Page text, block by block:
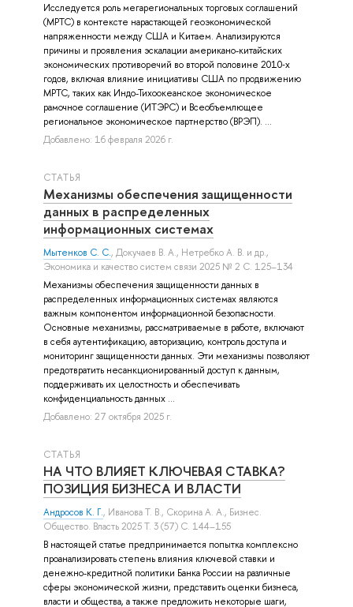
Исследуется роль мегарегиональных торговых соглашений
(МРТС) в контексте нарастающей геоэкономической
напряженности между США и Китаем. Анализируются
причины и проявления эскалации американо-китайских
экономических противоречий во второй половине 2010‑х
годов, включая влияние инициативы США по продвижению
МРТС, таких как Индо-Тихоокеанское экономическое
рамочное соглашение (ИТЭРС) и Всеобъемлющее
региональное экономическое партнерство (ВРЭП). ...
Добавлено: 16 февраля 2026 г.
СТАТЬЯ
Механизмы обеспечения защищенности
данных в распределенных
информационных системах
Мытенков С. С., Докучаев В. А., Нетребко А. В. и др.,
Экономика и качество систем связи 2025 № 2 С. 125–134
Механизмы обеспечения защищенности данных в
распределенных информационных системах являются
важным компонентом информационной безопасности.
Основные механизмы, рассматриваемые в работе, включают
в себя аутентификацию, авторизацию, контроль доступа и
мониторинг защищенности данных. Эти механизмы позволяют
предотвратить несанкционированный доступ к данным,
поддерживать их целостность и обеспечивать
конфиденциальность данных ...
Добавлено: 27 октября 2025 г.
СТАТЬЯ
НА ЧТО ВЛИЯЕТ КЛЮЧЕВАЯ СТАВКА?
ПОЗИЦИЯ БИЗНЕСА И ВЛАСТИ
Андросов К. Г., Иванова Т. В., Скорина А. А., Бизнес.
Общество. Власть 2025 Т. 3 (57) С. 144–155
В настоящей статье предпринимается попытка комплексно
проанализировать степень влияния ключевой ставки и
денежно-кредитной политики Банка России на различные
сферы экономической жизни, представить оценки бизнеса,
власти и общества, а также предложить некоторые шаги,